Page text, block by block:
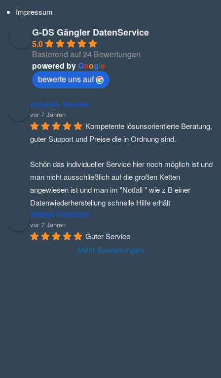
Impressum
G-DS Gängler DatenService
5.0
Basierend auf 24 Bewertungen
powered byGoogle
bewerte uns auf
nahpets lessew
vor 7 Jahren
Kompetente lösunsorientierte Beratung,
guter Support und Preise die in Ordnung sind.
Schön das individueller Service hier noch möglich ist und
man nicht ausschließlich auf die großen Ketten
angewiesen ist und man im "Notfall " wie z B einer
Datenwiederherstellung schnelle Hilfe erhält
Stefan Friedrich
vor 7 Jahren
Guter Service
Mehr Bewertungen